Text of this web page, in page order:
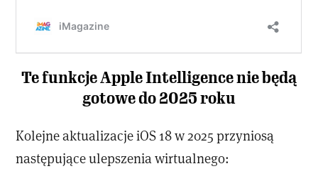
Te funkcje Apple Intelligence nie będą
gotowe do 2025 roku
Kolejne aktualizacje iOS 18 w 2025 przyniosą
następujące ulepszenia wirtualnego: